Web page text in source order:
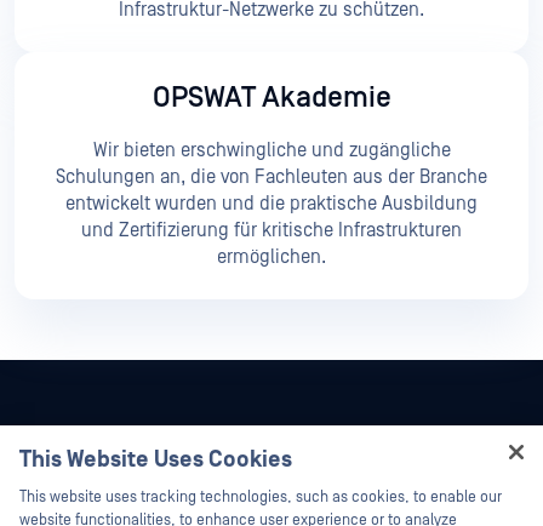
Infrastruktur-Netzwerke zu schützen.
OPSWAT Akademie
Wir bieten erschwingliche und zugängliche
Schulungen an, die von Fachleuten aus der Branche
entwickelt wurden und die praktische Ausbildung
und Zertifizierung für kritische Infrastrukturen
ermöglichen.
This Website Uses Cookies
This website uses tracking technologies, such as cookies, to enable our
website functionalities, to enhance user experience or to analyze
Hey there!
I'm Ozzy, your OPSWAT virtual assistant.